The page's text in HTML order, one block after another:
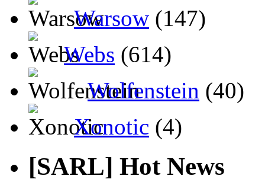
Warsow (147)
Webs (614)
Wolfenstein (40)
Xonotic (4)
[SARL] Hot News